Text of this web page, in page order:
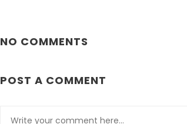
NO COMMENTS
POST A COMMENT